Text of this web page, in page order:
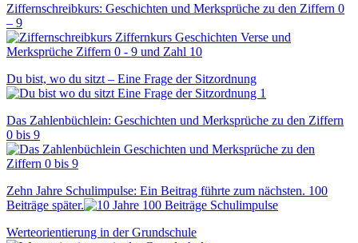
Ziffernschreibkurs: Geschichten und Merksprüche zu den Ziffern 0
– 9
Du bist, wo du sitzt – Eine Frage der Sitzordnung
Das Zahlenbüchlein: Geschichten und Merksprüche zu den Ziffern
0 bis 9
Zehn Jahre Schulimpulse: Ein Beitrag führte zum nächsten. 100
Beiträge später.
Werteorientierung in der Grundschule